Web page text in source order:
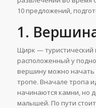
10 предложений,
1.
Щирк — туристический
расположенный у
вершину можно начать
тропе. Вначале тропа
начинаются камни, но
малышей. По пути